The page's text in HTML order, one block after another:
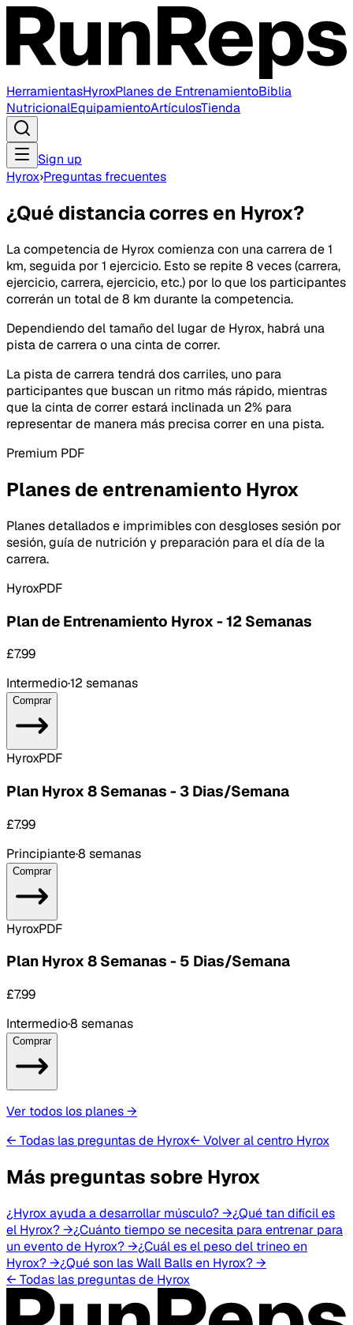
HerramientasHyroxPlanes de EntrenamientoBiblia
NutricionalEquipamientoArtículosTienda
Sign up
Hyrox›Preguntas frecuentes
¿Qué distancia corres en Hyrox?
La competencia de Hyrox comienza con una carrera de 1
km, seguida por 1 ejercicio. Esto se repite 8 veces (carrera,
ejercicio, carrera, ejercicio, etc.) por lo que los participantes
correrán un total de 8 km durante la competencia.
Dependiendo del tamaño del lugar de Hyrox, habrá una
pista de carrera o una cinta de correr.
La pista de carrera tendrá dos carriles, uno para
participantes que buscan un ritmo más rápido, mientras
que la cinta de correr estará inclinada un 2% para
representar de manera más precisa correr en una pista.
Premium PDF
Planes de entrenamiento Hyrox
Planes detallados e imprimibles con desgloses sesión por
sesión, guía de nutrición y preparación para el día de la
carrera.
HyroxPDF
Plan de Entrenamiento Hyrox - 12 Semanas
£7.99
Intermedio·12 semanas
Comprar
HyroxPDF
Plan Hyrox 8 Semanas - 3 Dias/Semana
£7.99
Principiante·8 semanas
Comprar
HyroxPDF
Plan Hyrox 8 Semanas - 5 Dias/Semana
£7.99
Intermedio·8 semanas
Comprar
Ver todos los planes→
← Todas las preguntas de Hyrox← Volver al centro Hyrox
Más preguntas sobre Hyrox
¿Hyrox ayuda a desarrollar músculo?→¿Qué tan difícil es
el Hyrox?→¿Cuánto tiempo se necesita para entrenar para
un evento de Hyrox?→¿Cuál es el peso del trineo en
Hyrox?→¿Qué son las Wall Balls en Hyrox?→
← Todas las preguntas de Hyrox